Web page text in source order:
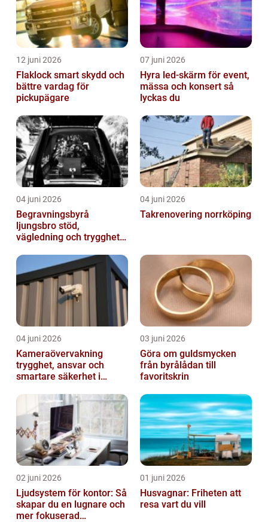
12 juni 2026
Flaklock smart skydd och
bättre vardag för
pickupägare
07 juni 2026
Hyra led-skärm för event,
mässa och konsert så
lyckas du
04 juni 2026
Begravningsbyrå
ljungsbro stöd,
vägledning och trygghet
04 juni 2026
Takrenovering norrköping
04 juni 2026
Kameraövervakning
trygghet, ansvar och
smartare säkerhet i
03 juni 2026
Göra om guldsmycken
från byrålådan till
favoritskrin
02 juni 2026
Ljudsystem för kontor: Så
skapar du en lugnare och
mer fokuserad
01 juni 2026
Husvagnar: Friheten att
resa vart du vill